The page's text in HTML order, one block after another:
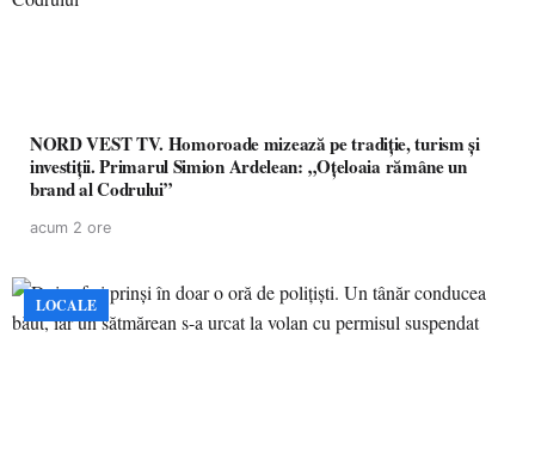
NORD VEST TV. Homoroade mizează pe tradiție, turism și
investiții. Primarul Simion Ardelean: „Oțeloaia rămâne un
brand al Codrului”
acum 2 ore
LOCALE